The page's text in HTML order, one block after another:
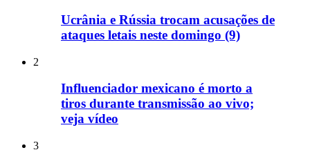
Ucrânia e Rússia trocam acusações de
ataques letais neste domingo (9)
2
Influenciador mexicano é morto a
tiros durante transmissão ao vivo;
veja vídeo
3